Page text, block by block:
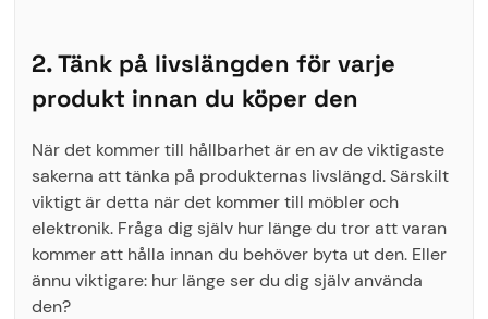
2. Tänk på livslängden för varje
produkt innan du köper den
När det kommer till hållbarhet är en av de viktigaste
sakerna att tänka på produkternas livslängd. Särskilt
viktigt är detta när det kommer till möbler och
elektronik. Fråga dig själv hur länge du tror att varan
kommer att hålla innan du behöver byta ut den. Eller
ännu viktigare: hur länge ser du dig själv använda
den?